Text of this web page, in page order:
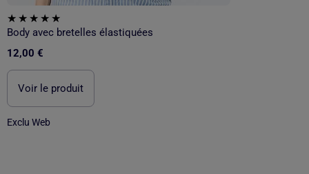
Body avec bretelles élastiquées
12,00 €
Voir le produit
Exclu Web